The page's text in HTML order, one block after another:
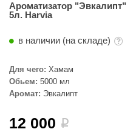
Ароматизатор "Эвкалипт"
5л. Harvia
в наличии (на складе)
Для чего: Хамам
Обьем: 5000 мл
Аромат: Эвкалипт
12 000 i